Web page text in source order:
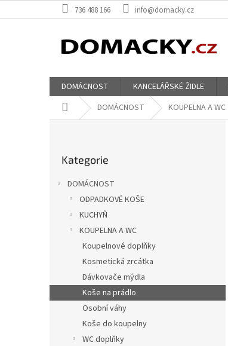
na
736 488 166 info@domacky.cz
DOMÁCNOST KANCELÁŘSKÉ ŽIDLE
Domů DOMÁCNOST KOUPELNA A WC
e
l
kategorie
Kategorie
DOMÁCNOST
ODPADKOVÉ KOŠE
KUCHYŇ
KOUPELNA A WC
Koupelnové doplňky
Kosmetická zrcátka
Dávkovače mýdla
Koše na prádlo
Osobní váhy
Koše do koupelny
WC doplňky